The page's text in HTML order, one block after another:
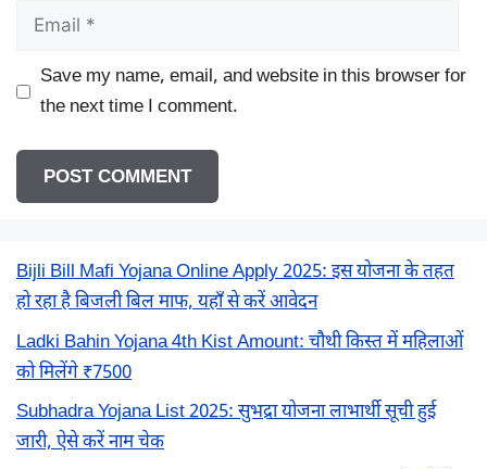
Email
Save my name, email, and website in this browser for
the next time I comment.
Bijli Bill Mafi Yojana Online Apply 2025: इस योजना के तहत
हो रहा है बिजली बिल माफ, यहाँ से करें आवेदन
Ladki Bahin Yojana 4th Kist Amount: चौथी किस्त में महिलाओं
को मिलेंगे ₹7500
Subhadra Yojana List 2025: सुभद्रा योजना लाभार्थी सूची हुई
जारी, ऐसे करें नाम चेक